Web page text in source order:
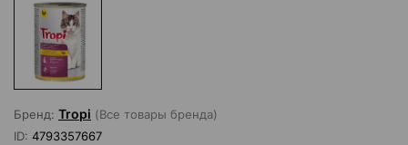
Бренд: Tropi (Все товары бренда)
ID: 4793357667